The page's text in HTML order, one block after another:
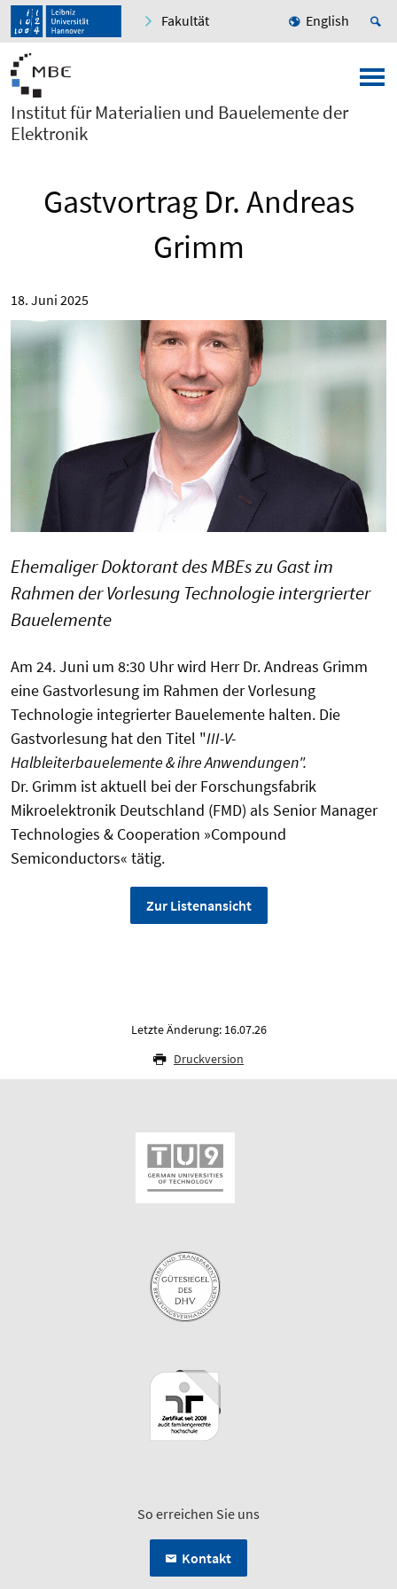
Fakultät English
Institut für Materialien und Bauelemente der
Elektronik
Gastvortrag Dr. Andreas
Grimm
18. Juni 2025
Ehemaliger Doktorant des MBEs zu Gast im
Rahmen der Vorlesung Technologie intergrierter
Bauelemente
Am 24. Juni um 8:30 Uhr wird Herr Dr. Andreas Grimm
eine Gastvorlesung im Rahmen der Vorlesung
Technologie integrierter Bauelemente halten. Die
Gastvorlesung hat den Titel "III-V-
Halbleiterbauelemente & ihre Anwendungen".
Dr. Grimm ist aktuell bei der Forschungsfabrik
Mikroelektronik Deutschland (FMD) als Senior Manager
Technologies & Cooperation »Compound
Semiconductors« tätig.
Zur Listenansicht
Letzte Änderung: 16.07.26
Druckversion
So erreichen Sie uns
Kontakt